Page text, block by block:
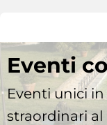
Eventi
Eventi unici
straordinari